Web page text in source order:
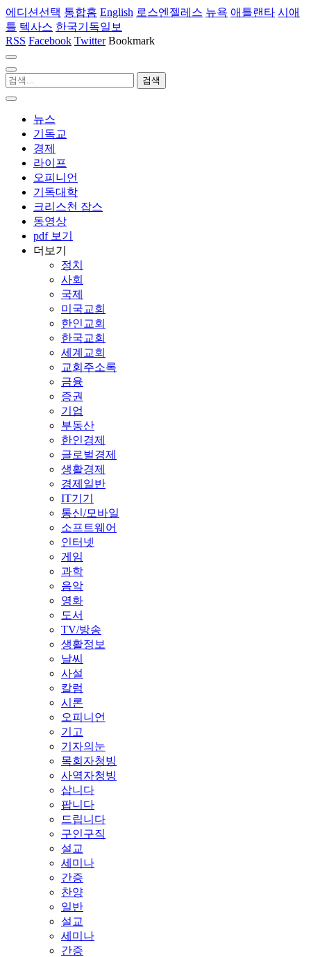
에디션선택 통합홈 English 로스엔젤레스 뉴욕 애틀랜타 시애
틀 텍사스 한국기독일보
RSS Facebook Twitter Bookmark
뉴스
기독교
경제
라이프
오피니언
기독대학
크리스천 잡스
동영상
pdf 보기
더보기
정치
사회
국제
미국교회
한인교회
한국교회
세계교회
교회주소록
금융
증권
기업
부동산
한인경제
글로벌경제
생활경제
경제일반
IT기기
통신/모바일
소프트웨어
인터넷
게임
과학
음악
영화
도서
TV/방송
생활정보
날씨
사설
칼럼
시론
오피니언
기고
기자의눈
목회자청빙
사역자청빙
삽니다
팝니다
드립니다
구인구직
설교
세미나
간증
찬양
일반
설교
세미나
간증